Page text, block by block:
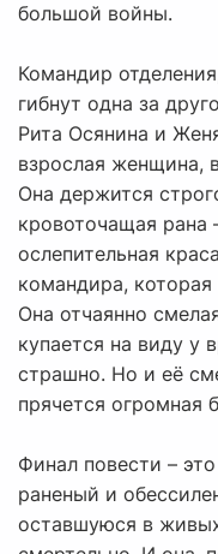
большой войны.
Командир
гибнут одна за
Рита Осянина и
взрослая женщина,
Она держится
кровоточащая рана
ослепительная
командира,
Она отчаянно
купается на виду у
страшно. Но и её
прячется огромная
Финал повести –
раненый и
оставшуюся в